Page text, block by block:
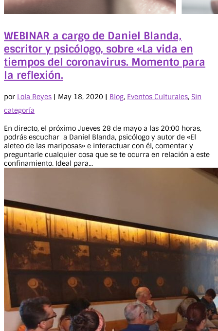
WEBINAR a cargo de Daniel Blanda,
escritor y psicólogo, sobre «La vida en
tiempos del coronavirus. Momento para
la reflexión.
por Lola Reyes | May 18, 2020 | Blog, Eventos Culturales, Sin
categoría
En directo, el próximo Jueves 28 de mayo a las 20:00 horas,
podrás escuchar a Daniel Blanda, psicólogo y autor de «El
aleteo de las mariposas» e interactuar con él, comentar y
preguntarle cualquier cosa que se te ocurra en relación a este
confinamiento. Ideal para...